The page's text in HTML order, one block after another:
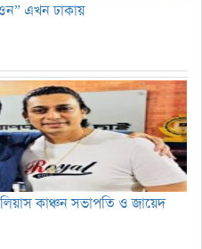
এখন ঢাকায়
কাঞ্চন সভাপতি ও জায়েদ